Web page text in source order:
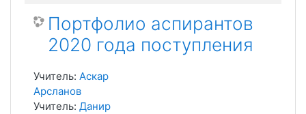
Портфолио аспирантов
2020 года поступления
Учитель: Аскар
Арсланов
Учитель: Данир